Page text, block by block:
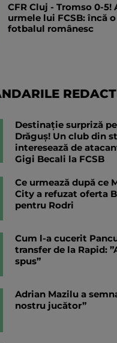
CFR Cluj - Tromso 0-5!
urmele lui FCSB: încă
fotbalul românesc
Destinație surpriză
Drăguș! Un club din
interesează de
Gigi Becali la FCSB
Ce urmează după ce
City a refuzat oferta
pentru Rodri
Cum l-a cucerit
transfer de la Rapid:
spus”
Adrian Mazilu a
nostru jucător”